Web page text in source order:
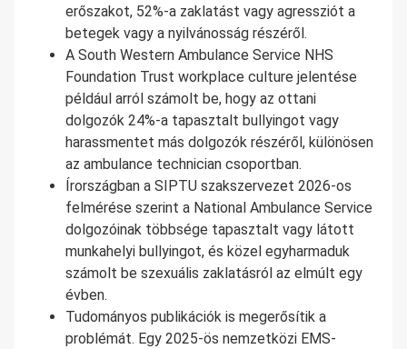
erőszakot, 52%-a zaklatást vagy agressziót a
betegek vagy a nyilvánosság részéről.
A South Western Ambulance Service NHS
Foundation Trust workplace culture jelentése
például arról számolt be, hogy az ottani
dolgozók 24%-a tapasztalt bullyingot vagy
harassmentet más dolgozók részéről, különösen
az ambulance technician csoportban.
Írországban a SIPTU szakszervezet 2026-os
felmérése szerint a National Ambulance Service
dolgozóinak többsége tapasztalt vagy látott
munkahelyi bullyingot, és közel egyharmaduk
számolt be szexuális zaklatásról az elmúlt egy
évben.
Tudományos publikációk is megerősítik a
problémát. Egy 2025-ös nemzetközi EMS-